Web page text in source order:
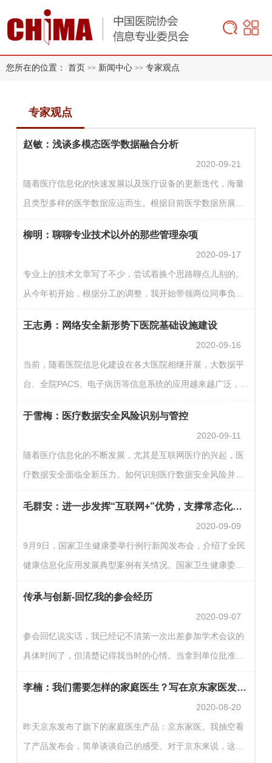
您所在的位置： 首页 >> 新闻中心 >> 专家观点
专家观点
赵敏：浅谈多模态医学数据融合分析
2020-09-21
随着医疗信息化的快速发展以及医疗设备的更新迭代，海量
且类型多样的医学数据应运而生。根据目前医学数据所展示
文本数据。主要包括血红蛋白、尿常规等结构化的检验数
据，以及医生记录的患者主诉、病理文本等非结构化的文本
数据；2.影像、波形数据。包括超声图像、CT图像、核磁共
振图像等影像数据和心电图、脑电图等信号数据；3.生物组
学数据。按照不同的分子层面又可以分为基因组、转录组、
柳明：聊聊专业技术以外的那些管理杂项
2020-09-17
专业上的技术文章写了不少，尝试着换个思路聊点儿别的。
从今年初开始，根据分工的调整，我开始带领两位同事负责
色。于我而言，原先偏重技术与业务，现在更多的面向处室
管理工作。这既是全新的挑战，又是很好的锻炼，为我打开
了全新的视角。经过半年多的磨合，我基本上理清了头绪、
摸清了门道，现在与大家分享一点心得体会。01指导思想规
划综合科的指导思想其实很简单：第一，在处长的支持下开
王志勇：网络安全新形势下医院基础设施建设
2020-09-16
当前，随着医院信息化建设在各大医院相继开展，大数据平
台、全院PACS、电子病历等信息系统的应用越来越广泛，保
上，海军军医大学第一附属医院信息科主任王志勇针对“网络
安全新形势下医院基础设施建设”这一话题进行了详细解读。
以下内容为根据王志勇主任演讲内容整理。医疗行业网络安
全现状不容乐观，主要体现为以下几点：勒索病毒高发；漏
洞导致信息泄露严重；主机安全隐患较高；等保建设还需加
于雪梅：医疗数据安全风险识别与管控
2020-09-11
随着医疗信息化的不断发展，尤其是互联网医疗的兴起，医
疗数据安全面临全新压力。如何识别医疗数据安全风险并进
究所附属儿童医院医工处处长于雪梅在CHIMA 2020大会上
进行了详细解读。以下内容根据于雪梅处长演讲内容整理。
医疗数据安全不是一个新鲜话题，但是在特殊时刻重提有了
特殊的含义。在2020年这个不平凡的一年，医疗信息化建设
既存在机遇，也面临挑战。在这个大环境下，互联网医疗成
毛群安：进一步发挥“互联网+”优势，支撑常态化疫情防控
2020-09-09
9月9日，国家卫生健康委举行例行新闻发布会，介绍了全民
健康信息化应用发展典型案例有关情况。国家卫生健康委规
用及它的应用前景进行了介绍。“互联网+医疗健康”具有突破
时空的便捷特点，在找到可能的感染者、减少传播途径、降
低感染风险方面具有独特优势。国家卫生健康委会同相关部
门挖掘运用互联网技术“远程、高效、智能、便捷”的独特优
势，出台有关加强信息化支撑疫情防控的文件，鼓励各…
传承与创新-回忆我的参会经历
2020-09-07
参会回忆说实话，我已经记不清第一次出差参加学术会议的
具体时间了，但清楚记得我当时的心情。当拿到单位批准的
便的各种APP，买票、定酒店都是事。买票得去车站或者代
售点排队，酒店也只有到了目的地再定；小工程师坐飞机那
是必须得特别批准才能享受的；出差补助和差旅待遇按规定
是抵扣不了各种花费，自己得贴些钱；一个人出差去陌生的
李楠：我们需要怎样的家庭医生？写在京东家医发布后
2020-08-20
昨天京东发布了旗下的家庭医生产品：京东家医。我抽空看
了产品发布会，简单谈谈自己的感受。对于京东来说，这是